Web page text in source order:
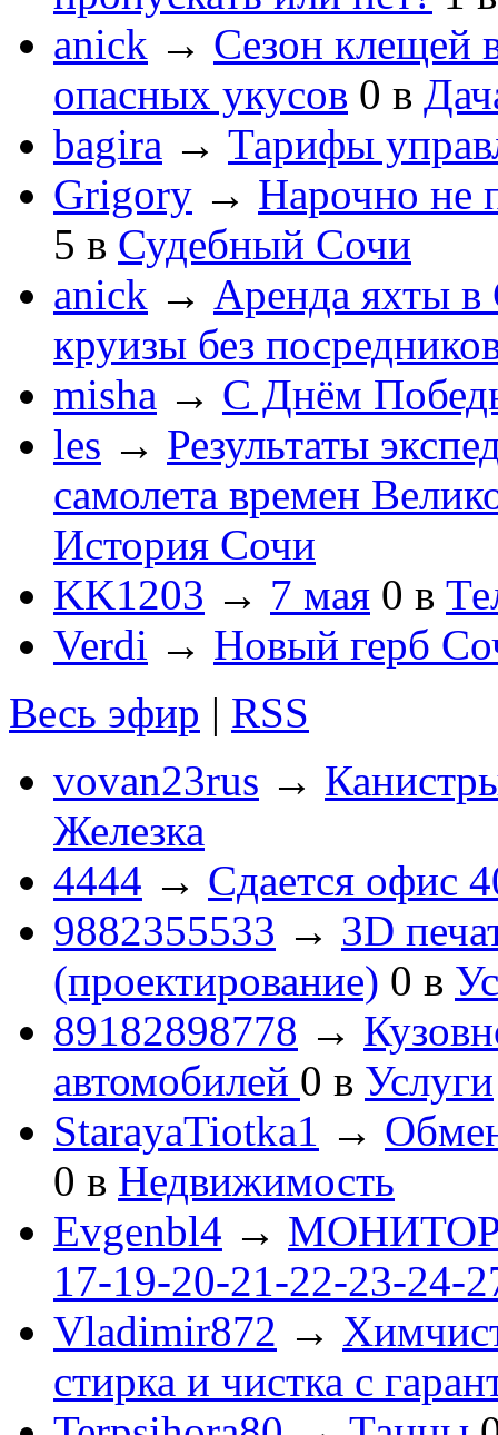
anick → Сезон клещей
опасных укусов 0 в
bagira → Тарифы
Grigory → Нарочно не
5 в Судебный Сочи
anick → Аренда яхты в
круизы без
misha → С Днём
les → Результаты
самолета времен
История Сочи
KK1203 → 7 мая 0 в
Verdi → Новый герб
Весь эфир | RSS
vovan23rus →
Железка
4444 → Сдается офис
9882355533 → 3D
(проектирование) 0 в
89182898778 →
автомобилей 0 в Услуги
StarayaTiotka1 →
0 в Недвижимость
Evgenbl4 → МОНИТОРЫ
17-19-20-21-22-23-24-
Vladimir872 →
стирка и чистка с